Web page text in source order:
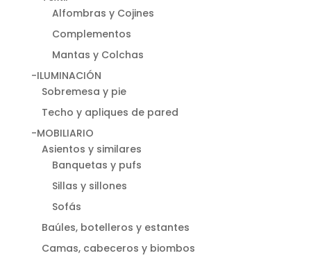
Alfombras y Cojines
Complementos
Mantas y Colchas
-ILUMINACIÓN
Sobremesa y pie
Techo y apliques de pared
-MOBILIARIO
Asientos y similares
Banquetas y pufs
Sillas y sillones
Sofás
Baúles, botelleros y estantes
Camas, cabeceros y biombos